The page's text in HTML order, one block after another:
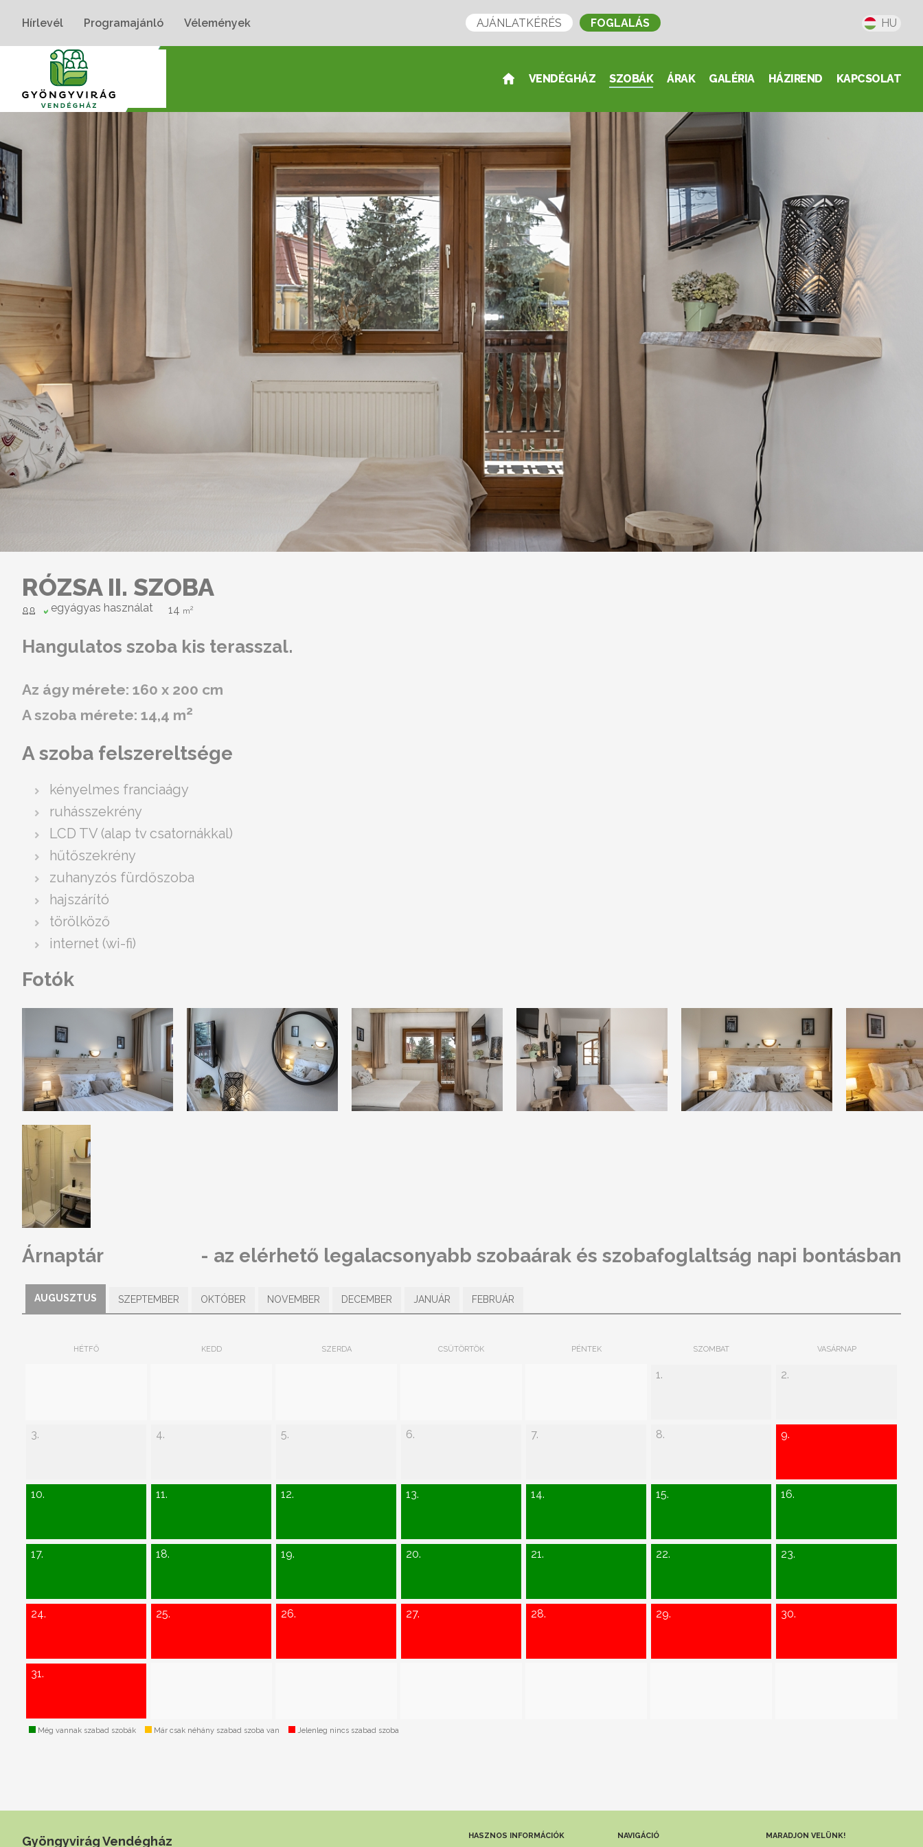
Hírlevél Programajánló Vélemények AJÁNLATKÉRÉS FOGLALÁS HU
VENDÉGHÁZ SZOBÁK ÁRAK GALÉRIA HÁZIREND KAPCSOLAT
RÓZSA II. SZOBA
egyágyas használat 14 m2
Hangulatos szoba kis terasszal.
Az ágy mérete: 160 x 200 cm
A szoba mérete: 14,4 m2
A szoba felszereltsége
kényelmes franciaágy
ruhásszekrény
LCD TV (alap tv csatornákkal)
hűtőszekrény
zuhanyzós fürdőszoba
hajszárító
törölköző
internet (wi-fi)
Fotók
Árnaptár - az elérhető legalacsonyabb szobaárak és szobafoglaltság napi bontásban
AUGUSZTUS SZEPTEMBER OKTÓBER NOVEMBER DECEMBER JANUÁR FEBRUÁR
HÉTFŐ KEDD SZERDA CSÜTÖRTÖK PÉNTEK SZOMBAT VASÁRNAP
1. 2.
3. 4. 5. 6. 7. 8. 9.
10. 11. 12. 13. 14. 15. 16.
17. 18. 19. 20. 21. 22. 23.
24. 25. 26. 27. 28. 29. 30.
31.
Még vannak szabad szobák Már csak néhány szabad szoba van Jelenleg nincs szabad szoba
Gyöngyvirág Vendégház HASZNOS INFORMÁCIÓK NAVIGÁCIÓ MARADJON VELÜNK!